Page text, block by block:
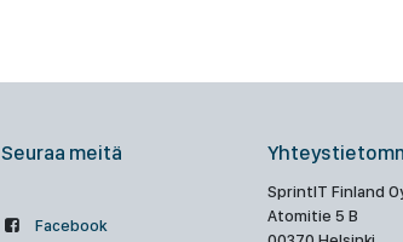
Seuraa meitä
Facebook
SprintIT Finland
Atomitie 5 B